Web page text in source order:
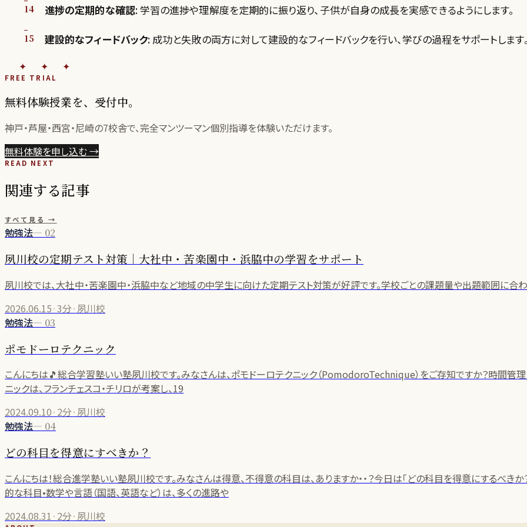
進捗の定期的な確認: 学習の進捗や理解度を定期的に振り返り、子供が自身の成長を実感できるようにします。
建設的なフィードバック: 成功と失敗の両方に対して建設的なフィードバックを行い、学びの過程をサポートします
✦✦✦
FREE TRIAL
無料体験授業を、受付中。
神戸・芦屋・西宮・尼崎の7校舎で、完全マンツーマン個別指導を体験いただけます。
無料体験を申し込む→
READ NEXT
関連する記事
すべて見る →
勉強法— 02
夙川校の定期テスト対策｜大社中・苦楽園中・浜脇中の学習をサポート
夙川校では、大社中・苦楽園中・浜脇中など地域の中学生に向けた定期テスト対策が好評です。学校ごとの課題量や出題範囲に合
2026.06.15·3分· 夙川校
勉強法— 03
ポモドーロテクニック
こんにちは🎵総合学習塾いい塾夙川校です。みなさんは、ポモドーロテクニック（PomodoroTechnique）をご存知ですか？時間
ニックは、フランチェスコ・チリロが考案し、19
2024.09.10· 2分· 夙川校
勉強法— 04
どの科目を得意にすべきか？
こんにちは！総合進学塾いい塾夙川校です。みなさんは得意、不得意の科目は、ありますか・・？今日は「どの科目を得意にするべき
的な科目•数学や言語（国語、英語など）は、多くの進路や
2024.08.31 · 2分· 夙川校